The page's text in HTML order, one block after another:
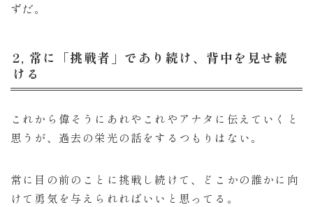
ずだ。
2, 常に「挑戦者」であり続け、背中を見せ続
ける
これから偉そうにあれやこれやアナタに伝えていくと
思うが、過去の栄光の話をするつもりはない。
常に目の前のことに挑戦し続けて、どこかの誰かに向
けて勇気を与えられればいいと思ってる。